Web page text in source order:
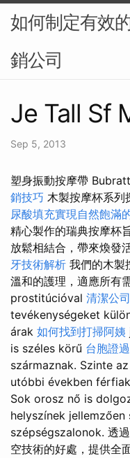
如何制定有效
銷公司
Je Tall Sf
Sep 5, 2013
塑身振動按摩帶
銷技巧 木製按摩杯系列
尿酸填充實現自然飽滿
精心製作的瑞典按摩杯
放鬆相結合，帶來煥發
牙技術解析 我們的木製
溫和的護理，適應所有
prostitúcióval 清潔公
tevékenységeket
árak 如何找到打掃阿姨
is széles körű 台胞證
származnak. Szinte
utóbbi években
Sok orosz nő is
helyszínek
szépségszalonok. 透
空技術的好處，提供全